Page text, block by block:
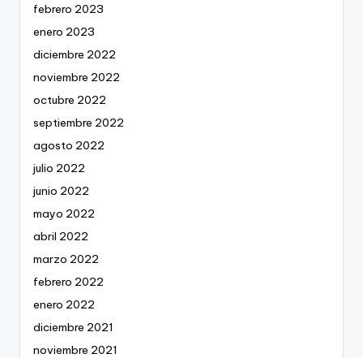
febrero 2023
enero 2023
diciembre 2022
noviembre 2022
octubre 2022
septiembre 2022
agosto 2022
julio 2022
junio 2022
mayo 2022
abril 2022
marzo 2022
febrero 2022
enero 2022
diciembre 2021
noviembre 2021